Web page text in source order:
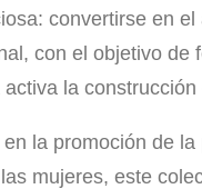
convertirse en
con el objetivo
activa la
la promoción de
mujeres, este